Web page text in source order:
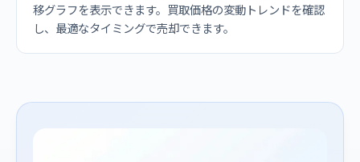
移グラフを表示できます。買取価格の変動トレンドを確認
し、最適なタイミングで売却できます。